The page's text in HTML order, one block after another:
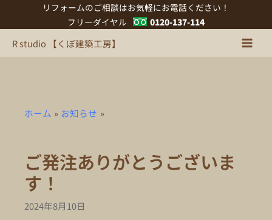
リフォームのご相談はお気軽にお電話ください！
フリーダイヤル
0120-137-114
R studio 【くぼ建築工房】
ホーム お知らせ
ご発注ありがとうございま
す！
2024年8月10日